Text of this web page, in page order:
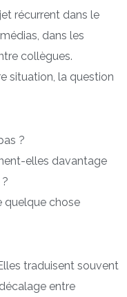
récurrent dans le
dans les
collègues.
situation, la question
?
elles davantage
quelque chose
traduisent souvent
entre